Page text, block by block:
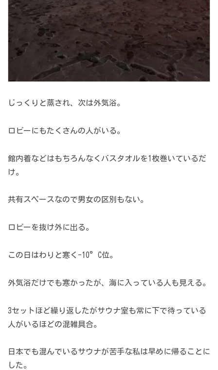
じっくりと蒸され、次は外気浴。
ロビーにもたくさんの人がいる。
館内着などはもちろんなくバスタオルを1枚巻いているだ
け。
共有スペースなので男女の区別もない。
ロビーを抜け外に出る。
この日はわりと寒く-10°C位。
外気浴だけでも寒かったが、海に入っている人も見える。
3セットほど繰り返したがサウナ室も常に下で待っている
人がいるほどの混雑具合。
日本でも混んでいるサウナが苦手な私は早めに帰ることに
した。